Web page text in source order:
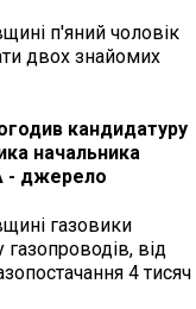
п'яний чоловік
двох знайомих
кандидатуру
начальника
- джерело
газовики
газопроводів, від
4 тисяч